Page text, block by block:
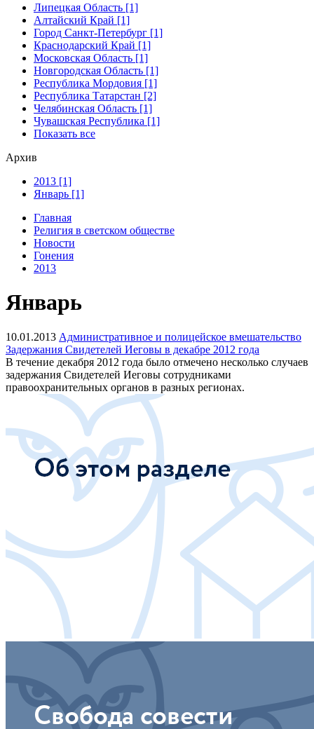
Липецкая Область [1]
Алтайский Край [1]
Город Санкт-Петербург [1]
Краснодарский Край [1]
Московская Область [1]
Новгородская Область [1]
Республика Мордовия [1]
Республика Татарстан [2]
Челябинская Область [1]
Чувашская Республика [1]
Показать все
Архив
2013 [1]
Январь [1]
Главная
Религия в светском обществе
Новости
Гонения
2013
Январь
10.01.2013 Административное и полицейское вмешательство
Задержания Свидетелей Иеговы в декабре 2012 года
В течение декабря 2012 года было отмечено несколько случаев
задержания Свидетелей Иеговы сотрудниками
правоохранительных органов в разных регионах.